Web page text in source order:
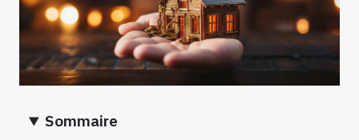
Sommaire